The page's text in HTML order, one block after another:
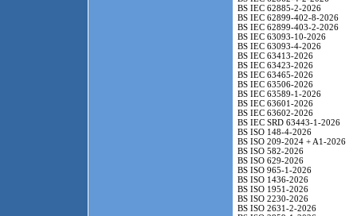
BS IEC 62885-2-2026
BS IEC 62899-402-8-2026
BS IEC 62899-403-2-2026
BS IEC 63093-10-2026
BS IEC 63093-4-2026
BS IEC 63413-2026
BS IEC 63423-2026
BS IEC 63465-2026
BS IEC 63506-2026
BS IEC 63589-1-2026
BS IEC 63601-2026
BS IEC 63602-2026
BS IEC SRD 63443-1-2026
BS ISO 148-4-2026
BS ISO 209-2024 + A1-2026
BS ISO 582-2026
BS ISO 629-2026
BS ISO 965-1-2026
BS ISO 1436-2026
BS ISO 1951-2026
BS ISO 2230-2026
BS ISO 2631-2-2026